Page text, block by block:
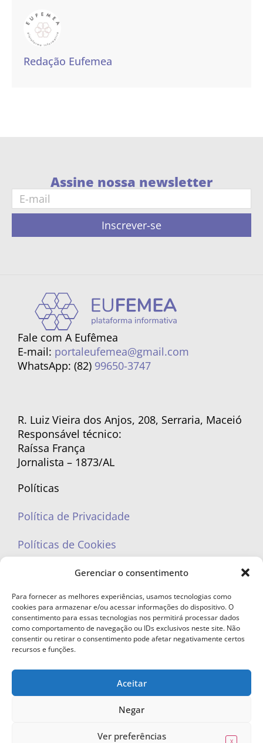
Gerenciar o consentimento
Para fornecer as melhores experiências, usamos tecnologias como
cookies para armazenar e/ou acessar informações do dispositivo. O
consentimento para essas tecnologias nos permitirá processar dados
como comportamento de navegação ou IDs exclusivos neste site. Não
consentir ou retirar o consentimento pode afetar negativamente certos
recursos e funções.
Aceitar
Negar
Ver preferências
Redação Eufemea
Assine nossa newsletter
Inscrever-se
Fale com A Eufêmea
E-mail: portaleufemea@gmail.com
WhatsApp: (82) 99650-3747
R. Luiz Vieira dos Anjos, 208, Serraria, Maceió
Responsável técnico:
Raíssa França
Jornalista – 1873/AL
Políticas
Política de Privacidade
Políticas de Cookies
portaleufemea@gmail.com
© Copyright 2023 - Todos os direitos reservados. Proibida cópia total ou
parcial sem autorização.
X